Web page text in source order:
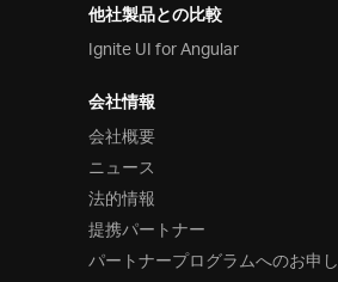
他社製品との比較
Ignite UI for Angular
会社情報
会社概要
ニュース
法的情報
提携パートナー
パートナープログラムへのお申